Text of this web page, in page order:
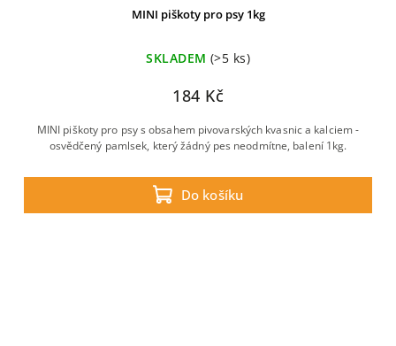
MINI piškoty pro psy 1kg
SKLADEM (>5 ks)
184 Kč
Do košíku
MINI piškoty pro psy s obsahem pivovarských kvasnic a kalciem -
osvědčený pamlsek, který žádný pes neodmítne, balení 1kg.